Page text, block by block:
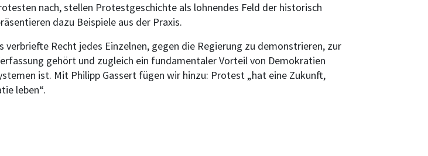
nach, stellen Protestgeschichte als lohnendes Feld der historisch
dazu Beispiele aus der Praxis.
verbriefte Recht jedes Einzelnen, gegen die Regierung zu demonstrieren, zur
gehört und zugleich ein fundamentaler Vorteil von Demokratien
ist. Mit Philipp Gassert fügen wir hinzu: Protest „hat eine Zukunft,
leben“.